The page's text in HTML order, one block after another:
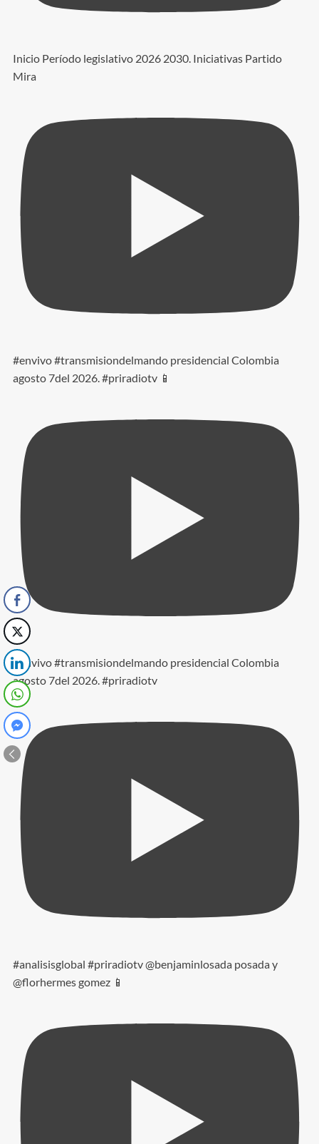
Inicio Período legislativo 2026 2030. Iniciativas Partido
Mira
#envivo #transmisiondelmando presidencial Colombia
agosto 7del 2026. #priradiotv 📱
#envivo #transmisiondelmando presidencial Colombia
agosto 7del 2026. #priradiotv
#analisisglobal #priradiotv @benjaminlosada posada y
@florhermes gomez 📱